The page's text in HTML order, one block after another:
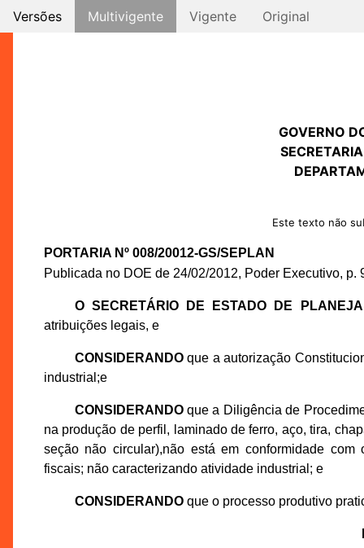
Versões Multivigente Vigente Original
GOVERNO
Este texto não
PORTARIA Nº 008/20012-GS/SEPLAN
Publicada no DOE de 24/02/2012, Poder Executivo, p.
O SECRETÁRIO DE ESTADO DE
atribuições legais, e
CONSIDERANDOque a autorização
industrial;e
CONSIDERANDOque a Diligência de
na produção de perfil, laminado de ferro, aço, tira,
seção não circular),não está em conformidade
fiscais; não caracterizando atividade industrial; e
CONSIDERANDOque o processo produtivo